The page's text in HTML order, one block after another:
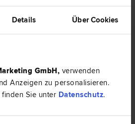
Details Über Cookies
GmbH, verwenden
Anzeigen zu personalisieren.
Sie unter Datenschutz.